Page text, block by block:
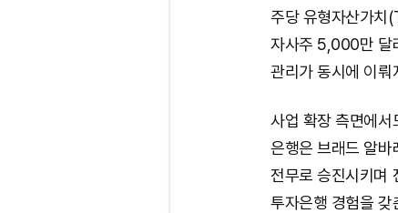
주당 유형자산가치
자사주 5,000만 달
관리가 동시에 이뤄
사업 확장 측면에서
은행은 브래드 알바
전무로 승진시키며
투자은행 경험을